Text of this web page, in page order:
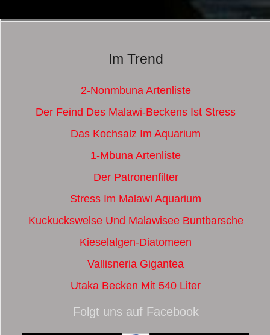
Im Trend
2-Nonmbuna Artenliste
Der Feind Des Malawi-Beckens Ist Stress
Das Kochsalz Im Aquarium
1-Mbuna Artenliste
Der Patronenfilter
Stress Im Malawi Aquarium
Kuckuckswelse Und Malawisee Buntbarsche
Kieselalgen-Diatomeen
Vallisneria Gigantea
Utaka Becken Mit 540 Liter
Folgt uns auf Facebook